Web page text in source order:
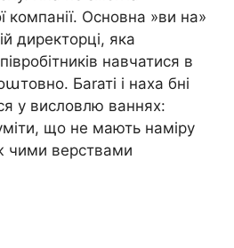
компанії. Основна »ви на»
директорці, яка
навчатися в
Баrаті і наха бні
у висловлю ваннях:
що не мають наміру
чими верствами